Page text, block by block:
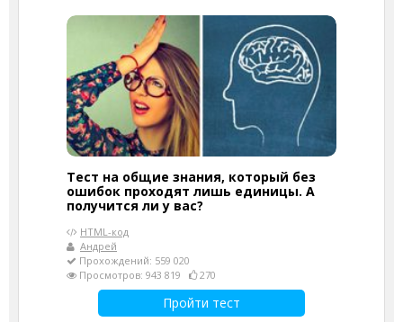
Тест на общие знания, который без
ошибок проходят лишь единицы. А
получится ли у вас?
HTML-код
Андрей
Прохождений: 559 020
Просмотров: 943 819
270
Пройти тест